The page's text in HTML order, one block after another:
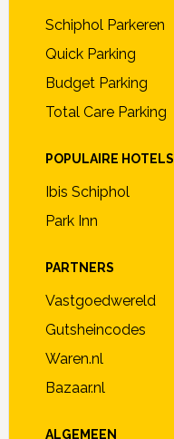
Schiphol Parkeren
Quick Parking
Budget Parking
Total Care Parking
POPULAIRE HOTELS
Ibis Schiphol
Park Inn
PARTNERS
Vastgoedwereld
Gutsheincodes
Waren.nl
Bazaar.nl
ALGEMEEN